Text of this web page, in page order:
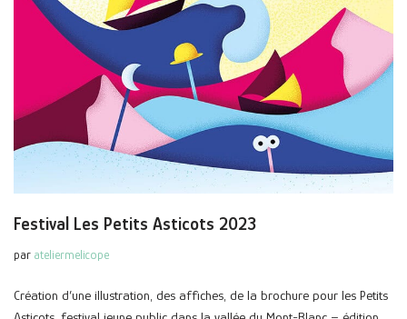
Festival Les Petits Asticots 2023
par ateliermelicope
Création d’une illustration, des affiches, de la brochure pour les Petits